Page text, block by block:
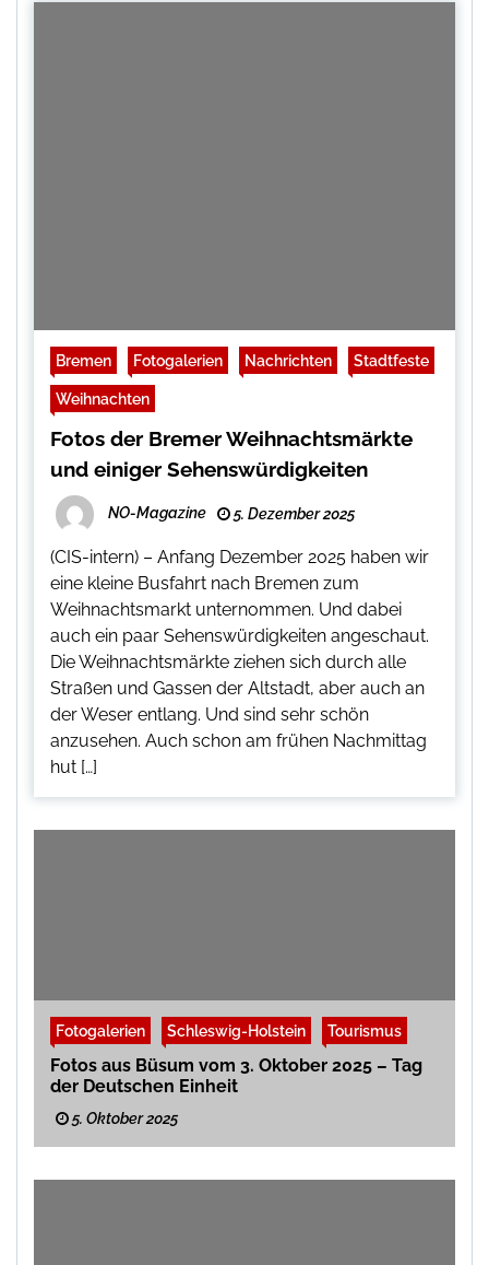
Bremen Fotogalerien Nachrichten Stadtfeste
Weihnachten
Fotos der Bremer Weihnachtsmärkte
und einiger Sehenswürdigkeiten
NO-Magazine 5. Dezember 2025
(CIS-intern) – Anfang Dezember 2025 haben wir
eine kleine Busfahrt nach Bremen zum
Weihnachtsmarkt unternommen. Und dabei
auch ein paar Sehenswürdigkeiten angeschaut.
Die Weihnachtsmärkte ziehen sich durch alle
Straßen und Gassen der Altstadt, aber auch an
der Weser entlang. Und sind sehr schön
anzusehen. Auch schon am frühen Nachmittag
hut […]
Fotogalerien Schleswig-Holstein Tourismus
Fotos aus Büsum vom 3. Oktober 2025 – Tag
der Deutschen Einheit
5. Oktober 2025